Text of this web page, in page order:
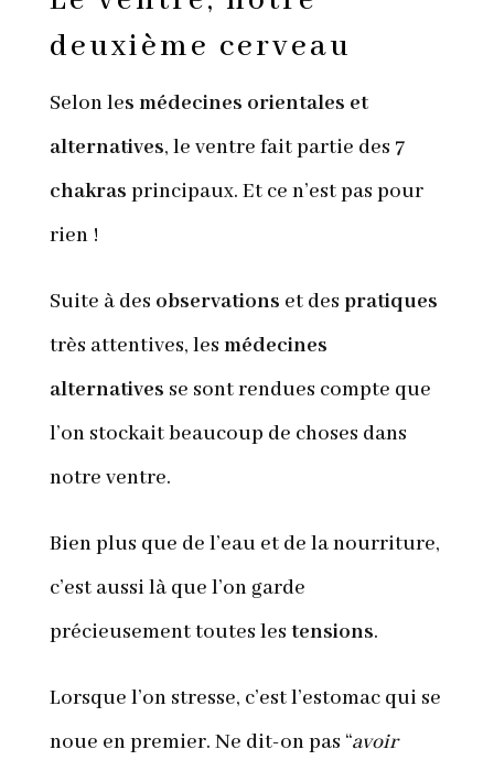
deuxième cerveau
Selon les médecines orientales et
alternatives, le ventre fait partie des 7
chakras principaux. Et ce n’est pas pour
rien !
Suite à des observations et des pratiques
très attentives, les médecines
alternatives se sont rendues compte que
l’on stockait beaucoup de choses dans
notre ventre.
Bien plus que de l’eau et de la nourriture,
c’est aussi là que l’on garde
précieusement toutes les tensions.
Lorsque l’on stresse, c’est l’estomac qui se
noue en premier. Ne dit-on pas “avoir